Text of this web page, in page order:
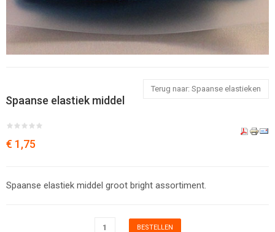
Terug naar: Spaanse elastieken
Spaanse elastiek middel
€ 1,75
Spaanse elastiek middel groot bright assortiment.